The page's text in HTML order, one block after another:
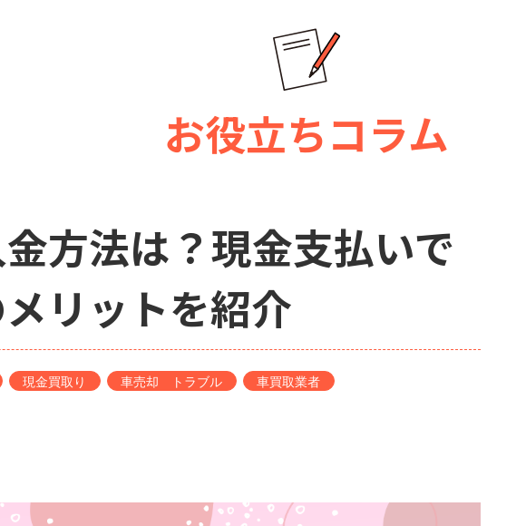
お役立ちコラム
方法は？現金支払いで
リットを紹介
現金買取り 車売却 トラブル
車買取業者